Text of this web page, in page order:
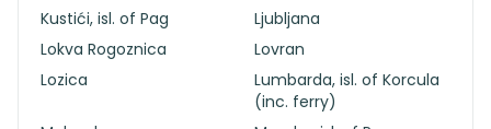
Kustići, isl. of Pag
Ljubljana
Lokva Rogoznica
Lovran
Lozica
Lumbarda, isl. of Korcula
(inc. ferry)